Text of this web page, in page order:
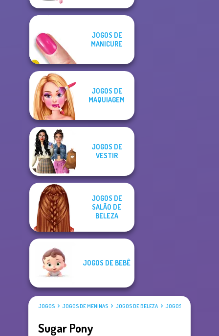
JOGOS DE
MANICURE
JOGOS DE
MAQUIAGEM
JOGOS DE
VESTIR
JOGOS DE
SALÃO DE
BELEZA
JOGOS DE BEBÊ
JOGOS JOGOS DE MENINAS JOGOS DE BELEZA JOGOS DE VESTIR
Sugar Pony